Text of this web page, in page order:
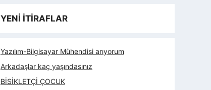
YENİ İTİRAFLAR
Yazılım-Bilgisayar Mühendisi arıyorum
Arkadaşlar kaç yaşındasınız
BİSİKLETÇİ ÇOCUK